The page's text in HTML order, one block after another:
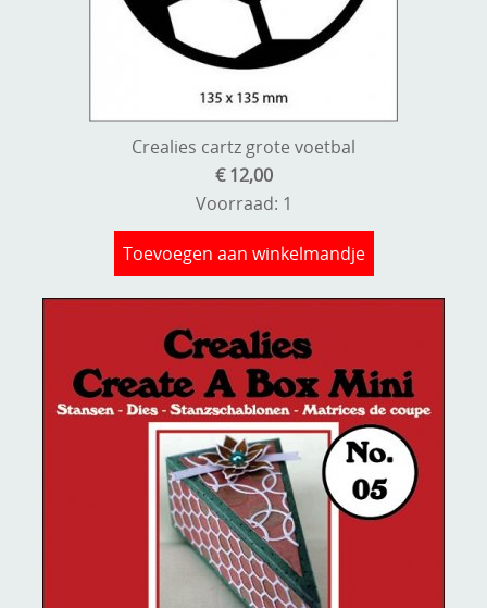
Crealies cartz grote voetbal
€ 12,00
Voorraad: 1
Toevoegen aan winkelmandje